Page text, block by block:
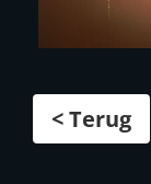
< Terug